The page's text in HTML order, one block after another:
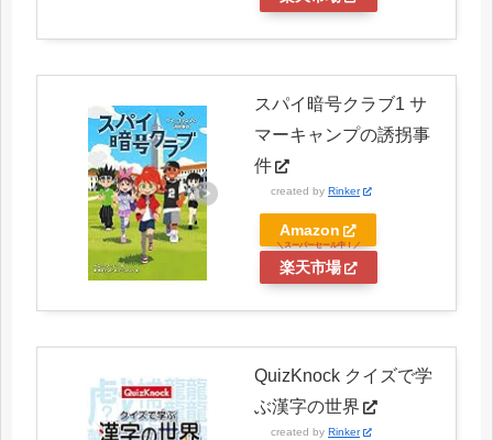
スパイ暗号クラブ1 サ
マーキャンプの誘拐事
件
created by Rinker
Amazon
楽天市場
QuizKnock クイズで学
ぶ漢字の世界
created by Rinker